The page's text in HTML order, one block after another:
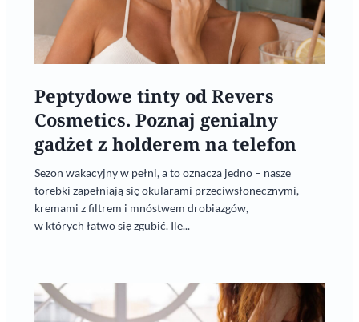
Peptydowe tinty od Revers
Cosmetics. Poznaj genialny
gadżet z holderem na telefon
Sezon wakacyjny w pełni, a to oznacza jedno – nasze
torebki zapełniają się okularami przeciwsłonecznymi,
kremami z filtrem i mnóstwem drobiazgów,
w których łatwo się zgubić. Ile...